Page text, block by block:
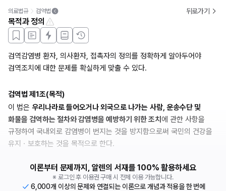
의료법규 검역법 뒤로가기
목적과 정의
검역감염병 환자, 의사환자, 접촉자의 정의를 정확하게 알아두어야
검역조치에 대한 문제를 확실하게 맞출 수 있다.
검역법 제1조(목적)
이 법은 우리나라로 들어오거나 외국으로 나가는 사람, 운송수단 및
화물을 검역하는 절차와 감염병을 예방하기 위한 조치 에 관한 사항을
규정하여 국내외로 감염병이 번지는 것을 방지함으로써 국민의 건강을
유지ㆍ보호하는 것을 목적으로 한다.
이론부터 문제까지, 알렌의 서재를 100% 활용하세요
※ 로그인 후 이용권 구매 시 전체 이용 가능합니다.
6,000개 이상의 문제와 연결되는 이론으로 개념과 적용을 한 번에